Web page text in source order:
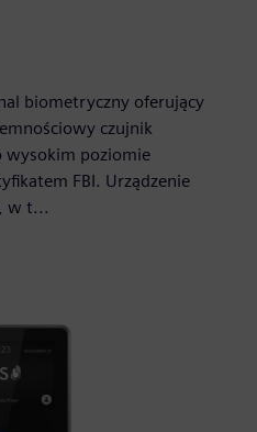
biometryczny oferujący
czujnik
wysokim poziomie
FBI. Urządzenie
w t...